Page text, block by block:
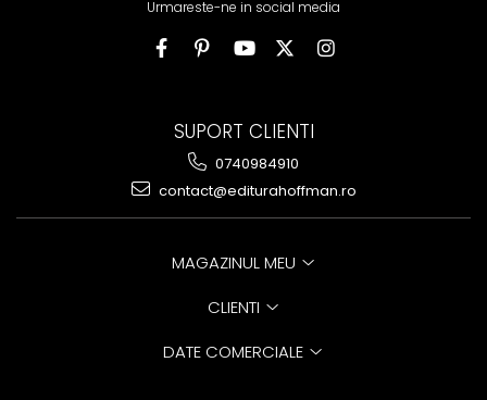
Urmareste-ne in social media
SUPORT CLIENTI
0740984910
contact@editurahoffman.ro
MAGAZINUL MEU
CLIENTI
DATE COMERCIALE